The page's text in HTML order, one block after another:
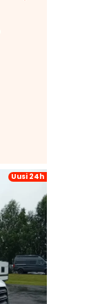
Uusi 24h